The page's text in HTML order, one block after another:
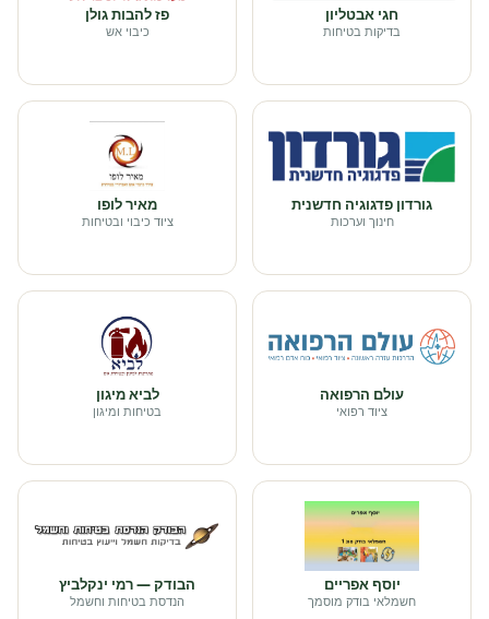
חגי אבטליון
בדיקות בטיחות
פז להבות גולן
כיבוי אש
גורדון פדגוגיה חדשנית
חינוך וערכות
מאיר לופו
ציוד כיבוי ובטיחות
עולם הרפואה
ציוד רפואי
לביא מיגון
בטיחות ומיגון
יוסף אפריים
חשמלאי בודק מוסמך
הבודק — רמי ינקלביץ
הנדסת בטיחות וחשמל